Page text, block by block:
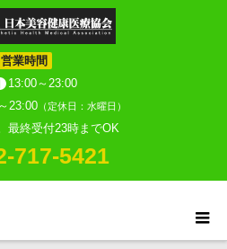
営業時間
13:00～23:00
23:00 （定休日：水曜日）
最終受付23時までOK
717-5421